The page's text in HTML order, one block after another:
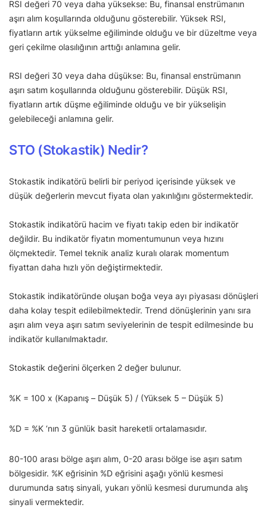
RSI değeri 70 veya daha yüksekse: Bu, finansal enstrümanın
aşırı alım koşullarında olduğunu gösterebilir. Yüksek RSI,
fiyatların artık yükselme eğiliminde olduğu ve bir düzeltme veya
geri çekilme olasılığının arttığı anlamına gelir.
RSI değeri 30 veya daha düşükse: Bu, finansal enstrümanın
aşırı satım koşullarında olduğunu gösterebilir. Düşük RSI,
fiyatların artık düşme eğiliminde olduğu ve bir yükselişin
gelebileceği anlamına gelir.
STO (Stokastik) Nedir?
Stokastik indikatörü belirli bir periyod içerisinde yüksek ve
düşük değerlerin mevcut fiyata olan yakınlığını göstermektedir.
Stokastik indikatörü hacim ve fiyatı takip eden bir indikatör
değildir. Bu indikatör fiyatın momentumunun veya hızını
ölçmektedir. Temel teknik analiz kuralı olarak momentum
fiyattan daha hızlı yön değiştirmektedir.
Stokastik indikatöründe oluşan boğa veya ayı piyasası dönüşleri
daha kolay tespit edilebilmektedir. Trend dönüşlerinin yanı sıra
aşırı alım veya aşırı satım seviyelerinin de tespit edilmesinde bu
indikatör kullanılmaktadır.
Stokastik değerini ölçerken 2 değer bulunur.
%K = 100 x (Kapanış – Düşük 5) / (Yüksek 5 – Düşük 5)
%D = %K ‘nın 3 günlük basit hareketli ortalamasıdır.
80-100 arası bölge aşırı alım, 0-20 arası bölge ise aşırı satım
bölgesidir. %K eğrisinin %D eğrisini aşağı yönlü kesmesi
durumunda satış sinyali, yukarı yönlü kesmesi durumunda alış
sinyali vermektedir.